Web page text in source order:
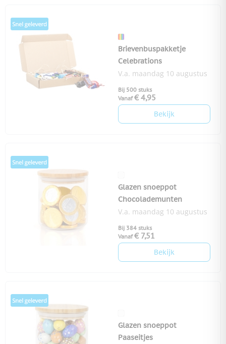
Brievenbuspakketje
Celebrations
V.a. maandag 10 augustus
Bij 500 stuks
Vanaf € 4,95
Bekijk
Glazen snoeppot
Chocolademunten
V.a. maandag 10 augustus
Bij 384 stuks
Vanaf € 7,51
Bekijk
Glazen snoeppot
Paaseitjes